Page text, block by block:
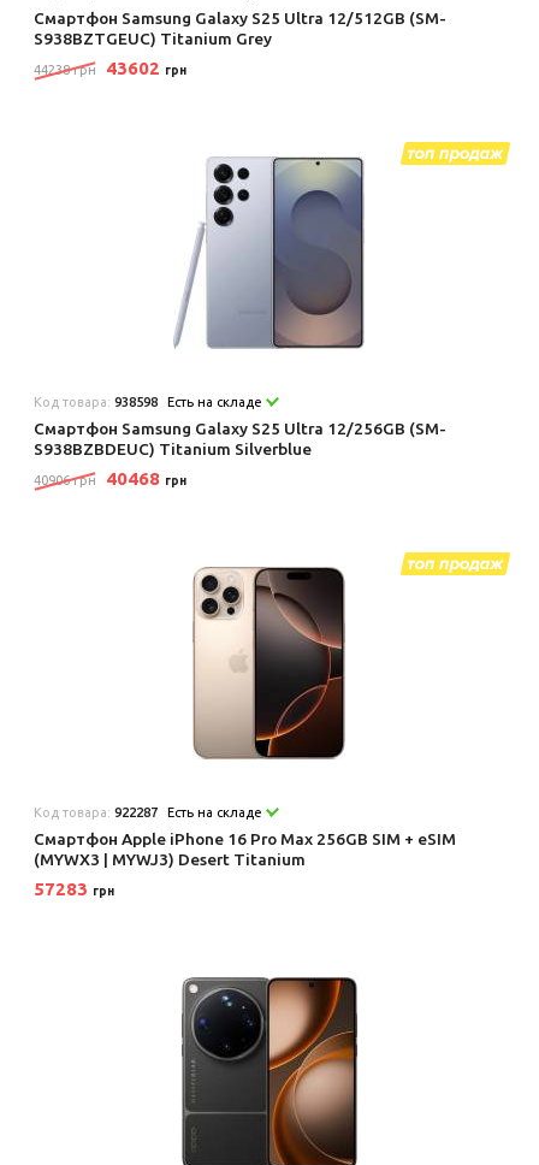
Смартфон Samsung Galaxy S25 Ultra 12/512GB (SM-
S938BZTGEUC) Titanium Grey
44238 грн 43602 грн
Код товара:938598 Есть на складе
Смартфон Samsung Galaxy S25 Ultra 12/256GB (SM-
S938BZBDEUC) Titanium Silverblue
40906 грн 40468 грн
Код товара:922287 Есть на складе
Смартфон Apple iPhone 16 Pro Max 256GB SIM + eSIM
(MYWX3 | MYWJ3) Desert Titanium
57283 грн